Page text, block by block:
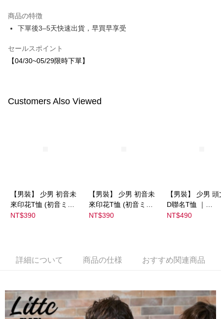
JKOPAY
配送方法
商品の特徴
下單後3–5天快速出貨，早買早享受
セールスポイント
【04/30~05/29限時下單】
Customers Also Viewed
【男裝】 少男 初音未
來印花T恤 (初音ミク)
｜
NT$390
【男裝】 少男 初音未
來印花T恤 (初音ミク)
｜
NT$390
【男裝】 少男
D聯名T恤 ｜
NT$490
詳細について 商品の仕様 おすすめ関連商品